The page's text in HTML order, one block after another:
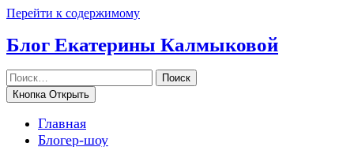
Перейти к содержимому
Блог Екатерины Калмыковой
Поиск
Кнопка Открыть
Главная
Блогер-шоу